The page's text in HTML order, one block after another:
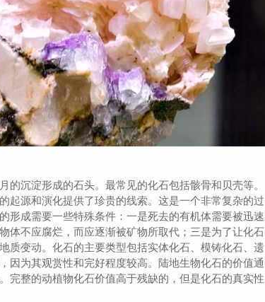
沉淀形成的石头。最常见的化石包括骸骨和贝壳等。
起源和演化提供了珍贵的线索。这是一个非常复杂的过
形成需要一些特殊条件：一是死去的有机体需要被迅速
体不应腐烂，而应逐渐被矿物所取代；三是为了让化石
质变动。化石的主要类型包括实体化石、模铸化石、遗
因为其观赏性和完好程度较高。陆地生物化石的价值通
完整的动植物化石价值高于残缺的，但是化石的真实性